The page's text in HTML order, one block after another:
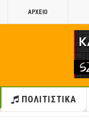
ΑΡΧΕΙΟ
ΠΟΛΙΤΙΣΤΙΚΑ